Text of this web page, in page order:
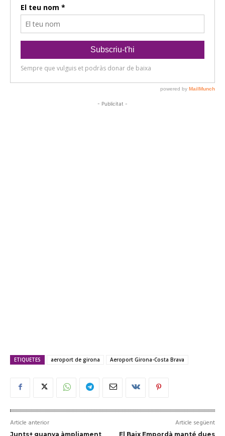
- Publicitat -
ETIQUETES aeroport de girona Aeroport Girona-Costa Brava
Article anterior
Junts+ guanya àmpliament
Article següent
El Baix Empordà manté dues